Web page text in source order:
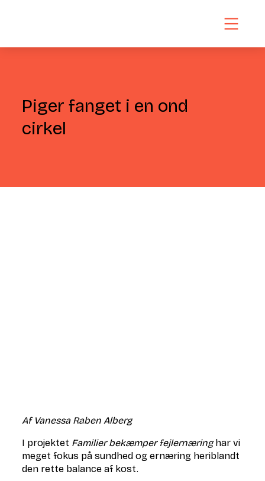
Piger fanget i en ond
cirkel
Af Vanessa Raben Alberg
I projektet Familier bekæmper fejlernæringhar vi
meget fokus på sundhed og ernæring heriblandt
den rette balance af kost.